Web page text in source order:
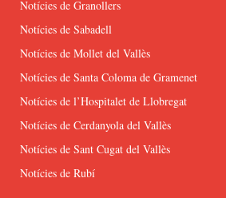
Notícies de Granollers
Notícies de Sabadell
Notícies de Mollet del Vallès
Notícies de Santa Coloma de Gramenet
Notícies de l’Hospitalet de Llobregat
Notícies de Cerdanyola del Vallès
Notícies de Sant Cugat del Vallès
Notícies de Rubí